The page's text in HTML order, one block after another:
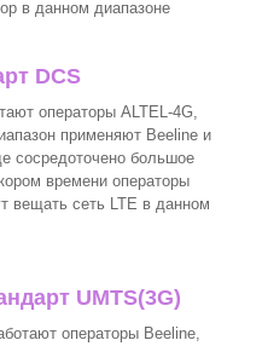
в данном диапазоне
DCS
операторы ALTEL-4G,
применяют Beeline и
сосредоточено большое
времени операторы
вещать сеть LTE в данном
UMTS(3G)
операторы Beeline,